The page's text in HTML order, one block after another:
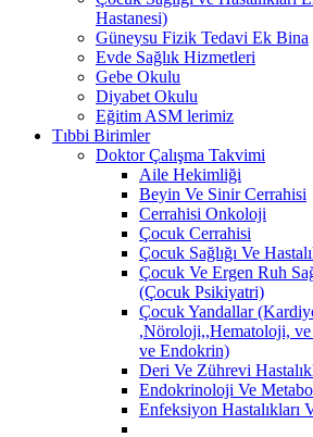
Hastanesi)
Güneysu Fizik Tedavi Ek Bina
Evde Sağlık Hizmetleri
Gebe Okulu
Diyabet Okulu
Eğitim ASM lerimiz
Tıbbi Birimler
Doktor Çalışma Takvimi
Aile Hekimliği
Beyin Ve Sinir Cerrahisi
Cerrahisi Onkoloji
Çocuk Cerrahisi
Çocuk Sağlığı Ve
Çocuk Ve Ergen Ruh
(Çocuk Psikiyatri)
Çocuk Yandallar
,Nöroloji,,Hematoloji,
ve Endokrin)
Deri Ve Zührevi
Endokrinoloji Ve
Enfeksiyon